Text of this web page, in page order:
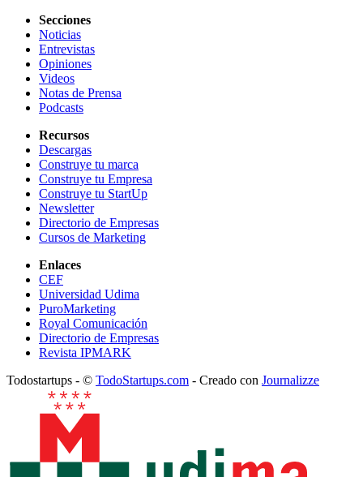
Secciones
Noticias
Entrevistas
Opiniones
Videos
Notas de Prensa
Podcasts
Recursos
Descargas
Construye tu marca
Construye tu Empresa
Construye tu StartUp
Newsletter
Directorio de Empresas
Cursos de Marketing
Enlaces
CEF
Universidad Udima
PuroMarketing
Royal Comunicación
Directorio de Empresas
Revista IPMARK
Todostartups - © TodoStartups.com - Creado con Journalizze